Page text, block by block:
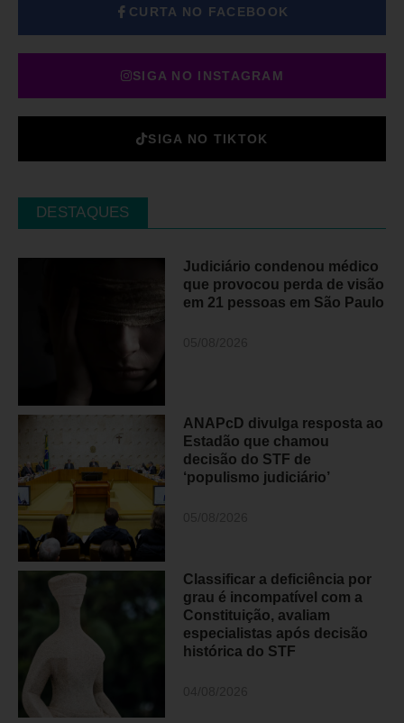
CURTA NO FACEBOOK
SIGA NO INSTAGRAM
SIGA NO TIKTOK
DESTAQUES
Judiciário condenou médico
que provocou perda de visão
em 21 pessoas em São Paulo
ANAPcD divulga resposta ao
Estadão que chamou
decisão do STF de
‘populismo judiciário’
Classificar a deficiência por
grau é incompatível com a
Constituição, avaliam
especialistas após decisão
histórica do STF